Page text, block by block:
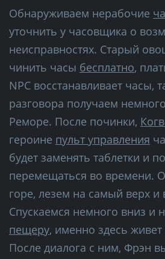
Обнаруживаем нерабочие
уточнить у часовщика о
неисправностях. Старый
чинить часы бесплатно,
NPC восстанавливает часы,
разговора получаем
Реморе. После починки,
героине пульт управления
будет заменять таблетки и
перемещаться во времени.
горе, лезем на самый верх
Спускаемся немного вниз и
пещеру, именно здесь живет
После диалога с ним, Фрэн